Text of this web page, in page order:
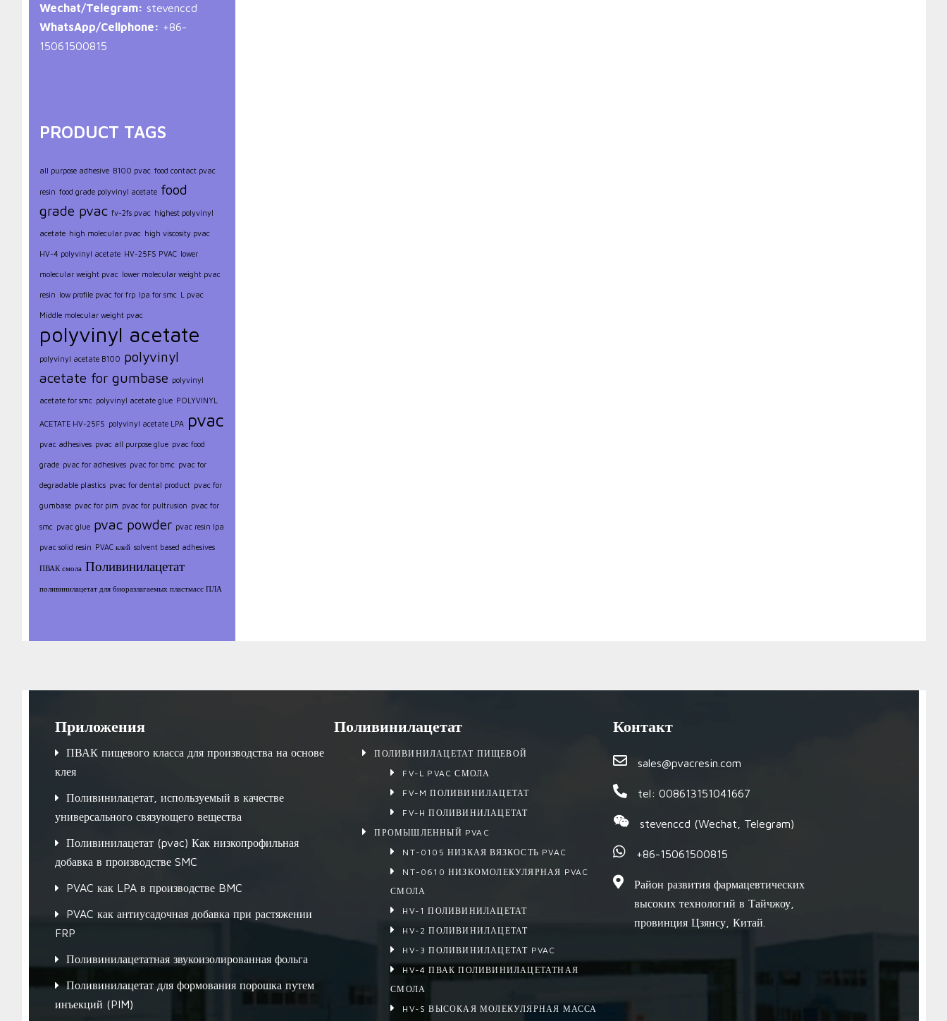
Wechat/Telegram: stevenccd
WhatsApp/Cellphone: +86-
15061500815
PRODUCT TAGS
all purpose adhesive B100 pvac food contact pvac
resin food grade polyvinyl acetate food
grade pvac fv-2fs pvac highest polyvinyl
acetate high molecular pvac high viscosity pvac
HV-4 polyvinyl acetate HV-25FS PVAC lower
molecular weight pvac lower molecular weight pvac
resin low profile pvac for frp lpa for smc L pvac
Middle molecular weight pvac
polyvinyl acetate
polyvinyl acetate B100 polyvinyl
acetate for gumbase polyvinyl
acetate for smc polyvinyl acetate glue POLYVINYL
ACETATE HV-25FS polyvinyl acetate LPA pvac
pvac adhesives pvac all purpose glue pvac food
grade pvac for adhesives pvac for bmc pvac for
degradable plastics pvac for dental product pvac for
gumbase pvac for pim pvac for pultrusion pvac for
smc pvac glue pvac powder pvac resin lpa
pvac solid resin PVAC клей solvent based adhesives
ПВАК смола Поливинилацетат
поливинилацетат для биоразлагаемых пластмасс ПЛА
Приложения
ПВАК пищевого класса для производства на основе
клея
Поливинилацетат, используемый в качестве
универсального связующего вещества
Поливинилацетат (pvac) Как низкопрофильная
добавка в производстве SMC
PVAC как LPA в производстве BMC
PVAC как антиусадочная добавка при растяжении
FRP
Поливинилацетатная звукоизолированная фольга
Поливинилацетат для формования порошка путем
инъекций (PIM)
Поливинилацетат
ПОЛИВИНИЛАЦЕТАТ ПИЩЕВОЙ
FV-L PVAC СМОЛА
FV-M ПОЛИВИНИЛАЦЕТАТ
FV-H ПОЛИВИНИЛАЦЕТАТ
ПРОМЫШЛЕННЫЙ PVAC
NT-0105 НИЗКАЯ ВЯЗКОСТЬ PVAC
NT-0610 НИЗКОМОЛЕКУЛЯРНАЯ PVAC
СМОЛА
HV-1 ПОЛИВИНИЛАЦЕТАТ
HV-2 ПОЛИВИНИЛАЦЕТАТ
HV-3 ПОЛИВИНИЛАЦЕТАТ PVAC
HV-4 ПВАК ПОЛИВИНИЛАЦЕТАТНАЯ
СМОЛА
HV-S ВЫСОКАЯ МОЛЕКУЛЯРНАЯ МАССА
Контакт
sales@pvacresin.com
tel: 008613151041667
stevenccd (Wechat, Telegram)
+86-15061500815
Район развития фармацевтических
высоких технологий в Тайчжоу,
провинция Цзянсу, Китай.